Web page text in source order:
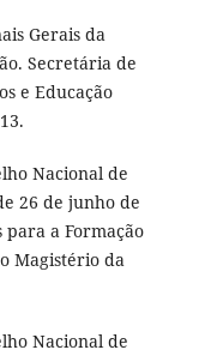
Gerais da
Secretária de
e Educação
Nacional de
26 de junho de
a Formação
Magistério da
Nacional de